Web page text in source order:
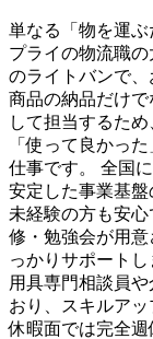
単なる「物を運
プライの物流職
のライトバンで、
商品の納品だけ
して担当するた
「使って良かっ
仕事です。 全国
安定した事業基盤
未経験の方も安
修・勉強会が用
っかりサポート
用具専門相談員
おり、スキルア
休暇面では完全